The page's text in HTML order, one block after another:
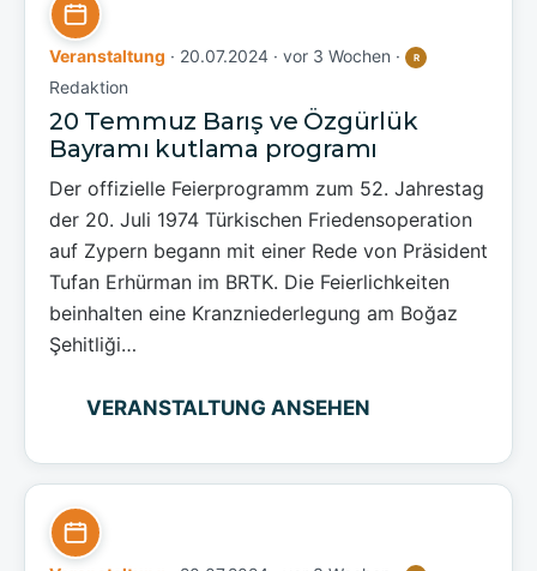
Veranstaltung · 20.07.2024 · vor 3 Wochen · R
Redaktion
20 Temmuz Barış ve Özgürlük
Bayramı kutlama programı
Der offizielle Feierprogramm zum 52. Jahrestag
der 20. Juli 1974 Türkischen Friedensoperation
auf Zypern begann mit einer Rede von Präsident
Tufan Erhürman im BRTK. Die Feierlichkeiten
beinhalten eine Kranzniederlegung am Boğaz
Şehitliği…
VERANSTALTUNG ANSEHEN